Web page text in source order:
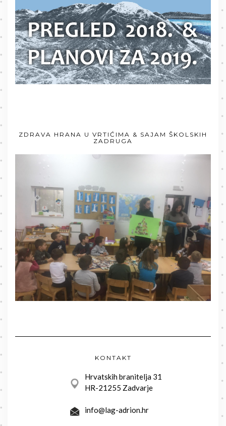
ZDRAVA HRANA U VRTIĆIMA & SAJAM ŠKOLSKIH
ZADRUGA
KONTAKT
Hrvatskih branitelja 31
HR-21255 Zadvarje
info@lag-adrion.hr